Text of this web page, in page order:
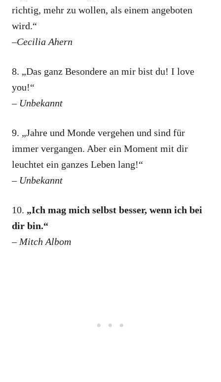
richtig, mehr zu wollen, als einem angeboten
wird.“
–Cecilia Ahern
8. „Das ganz Besondere an mir bist du! I love
you!“
– Unbekannt
9. „Jahre und Monde vergehen und sind für
immer vergangen. Aber ein Moment mit dir
leuchtet ein ganzes Leben lang!“
– Unbekannt
10. „Ich mag mich selbst besser, wenn ich bei
dir bin.“
– Mitch Albom